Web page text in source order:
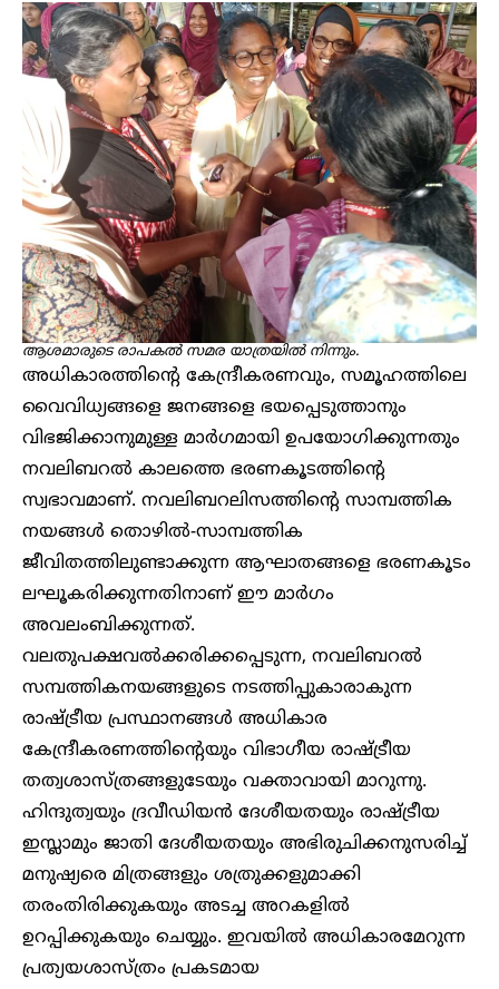
ആശമാരുടെ രാപകൽ സമര യാത്രയിൽ നിന്നും.
അധികാരത്തിൻ്റെ കേന്ദ്രീകരണവും, സമൂഹത്തിലെ
വൈവിധ്യങ്ങളെ ജനങ്ങളെ ഭയപ്പെടുത്താനും
വിഭജിക്കാനുമുള്ള മാർഗമായി ഉപയോഗിക്കുന്നതും
നവലിബറൽ കാലത്തെ ഭരണകൂടത്തിൻ്റെ
സ്വഭാവമാണ്. നവലിബറലിസത്തിൻ്റെ സാമ്പത്തിക
നയങ്ങൾ തൊഴിൽ-സാമ്പത്തിക
ജീവിതത്തിലുണ്ടാക്കുന്ന ആഘാതങ്ങളെ ഭരണകൂടം
ലഘൂകരിക്കുന്നതിനാണ് ഈ മാർഗം
അവലംബിക്കുന്നത്.
വലതുപക്ഷവൽക്കരിക്കപ്പെടുന്ന, നവലിബറൽ
സമ്പത്തികനയങ്ങളുടെ നടത്തിപ്പുകാരാകുന്ന
രാഷ്ട്രീയ പ്രസ്ഥാനങ്ങൾ അധികാര
കേന്ദ്രീകരണത്തിൻ്റെയും വിഭാഗീയ രാഷ്ട്രീയ
തത്വശാസ്ത്രങ്ങളുടേയും വക്താവായി മാറുന്നു.
ഹിന്ദുത്വയും ദ്രവീഡിയൻ ദേശീയതയും രാഷ്ട്രീയ
ഇസ്ലാമും ജാതി ദേശീയതയും അഭിരുചിക്കനുസരിച്ച്
മനുഷ്യരെ മിത്രങ്ങളും ശത്രുക്കളുമാക്കി
തരംതിരിക്കുകയും അടച്ച അറകളിൽ
ഉറപ്പിക്കുകയും ചെയ്യും. ഇവയിൽ അധികാരമേറുന്ന
പ്രത്യയശാസ്ത്രം പ്രകടമായ